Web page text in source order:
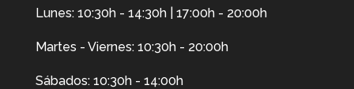
Lunes: 10:30h - 14:30h | 17:00h - 20:00h
Martes - Viernes: 10:30h - 20:00h
Sábados: 10:30h - 14:00h